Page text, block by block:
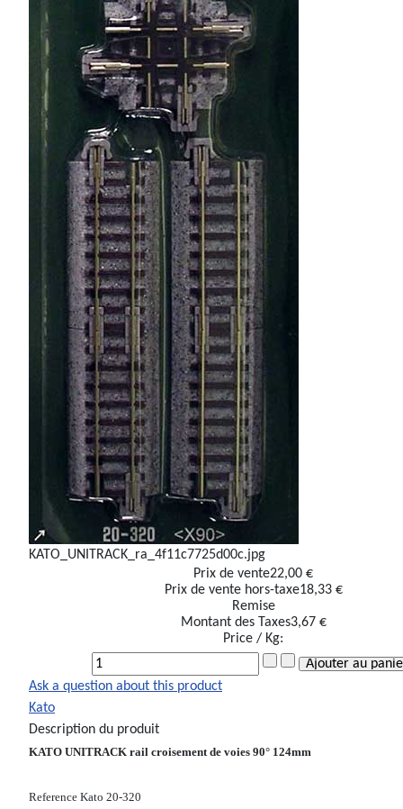
KATO_UNITRACK_ra_4f11c7725d00c.jpg
Prix ​​de vente22,00 €
Prix de vente hors-taxe18,33 €
Remise
Montant des Taxes3,67 €
Price / Kg:
Ask a question about this product
Kato
Description du produit
KATO UNITRACK rail croisement de voies 90° 124mm
Reference Kato 20-320